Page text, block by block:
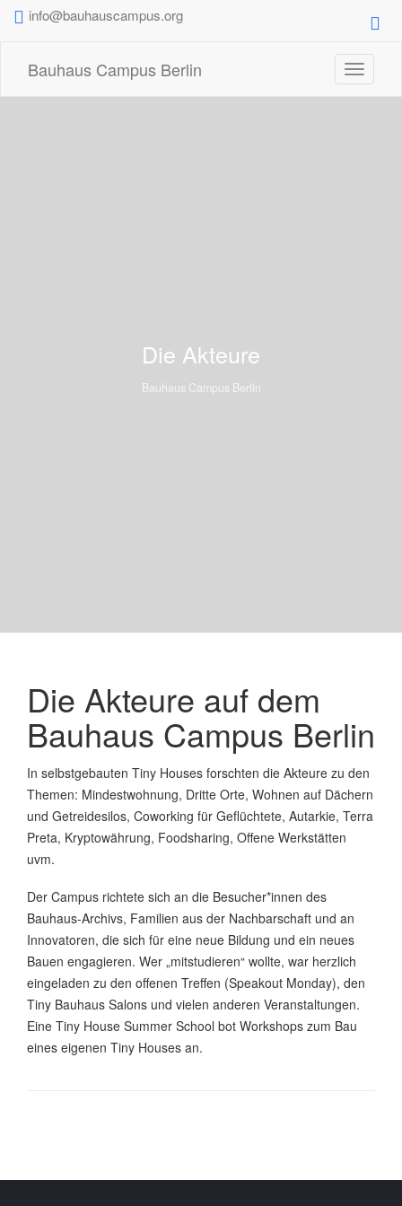
info@bauhauscampus.org
Toggle
Bauhaus Campus Berlin
Die Akteure
Bauhaus Campus Berlin
Die Akteure auf dem
Bauhaus Campus Berlin
In selbstgebauten Tiny Houses forschten die Akteure zu den
Themen: Mindestwohnung, Dritte Orte, Wohnen auf Dächern
und Getreidesilos, Coworking für Geflüchtete, Autarkie, Terra
Preta, Kryptowährung, Foodsharing, Offene Werkstätten
uvm.
Der Campus richtete sich an die Besucher*innen des
Bauhaus-Archivs, Familien aus der Nachbarschaft und an
Innovatoren, die sich für eine neue Bildung und ein neues
Bauen engagieren. Wer „mitstudieren“ wollte, war herzlich
eingeladen zu den offenen Treffen (Speakout Monday), den
Tiny Bauhaus Salons und vielen anderen Veranstaltungen.
Eine Tiny House Summer School bot Workshops zum Bau
eines eigenen Tiny Houses an.